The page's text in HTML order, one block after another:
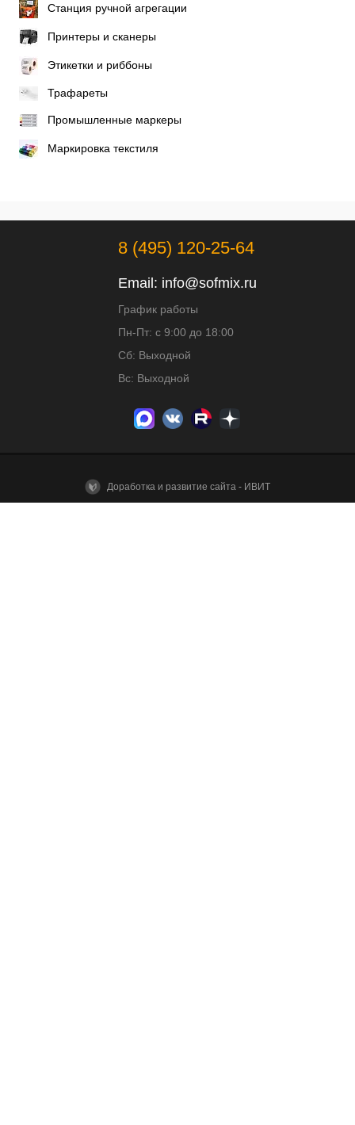
Станция ручной агрегации
Принтеры и сканеры
Этикетки и риббоны
Трафареты
Промышленные маркеры
Маркировка текстиля
8 (495) 120-25-64
Email: info@sofmix.ru
График работы
Пн-Пт: с 9:00 до 18:00
Сб: Выходной
Вс: Выходной
Доработка и развитие сайта - ИВИТ